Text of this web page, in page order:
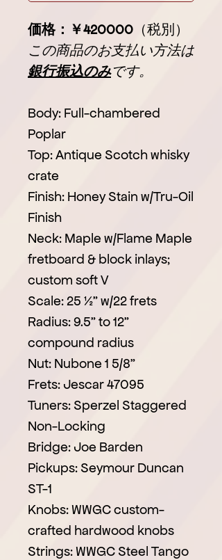
価格：￥420000 （税別）
この商品のお支払い方法は
銀行振込のみです。
Body: Full-chambered
Poplar
Top: Antique Scotch whisky
crate
Finish: Honey Stain w/Tru-Oil
Finish
Neck: Maple w/Flame Maple
fretboard & block inlays;
custom soft V
Scale: 25 ½” w/22 frets
Radius: 9.5” to 12”
compound radius
Nut: Nubone 1 5/8”
Frets: Jescar 47095
Tuners: Sperzel Staggered
Non-Locking
Bridge: Joe Barden
Pickups: Seymour Duncan
ST-1
Knobs: WWGC custom-
crafted hardwood knobs
Strings: WWGC Steel Tango